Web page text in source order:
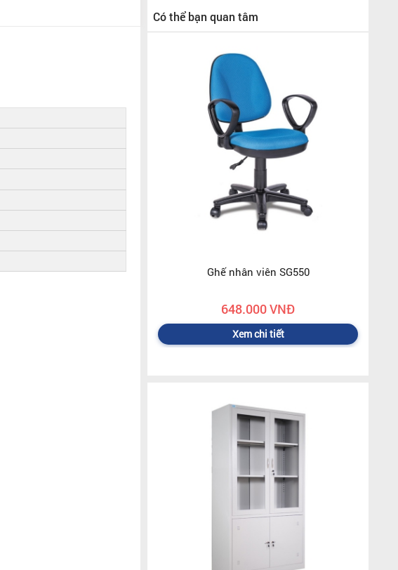
Có thể bạn quan tâm
Ghế nhân viên SG550
648.000 VNĐ
Xem chi tiết